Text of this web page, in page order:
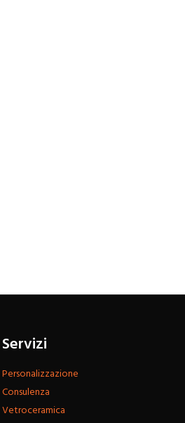
Servizi
Personalizzazione
Consulenza
Vetroceramica